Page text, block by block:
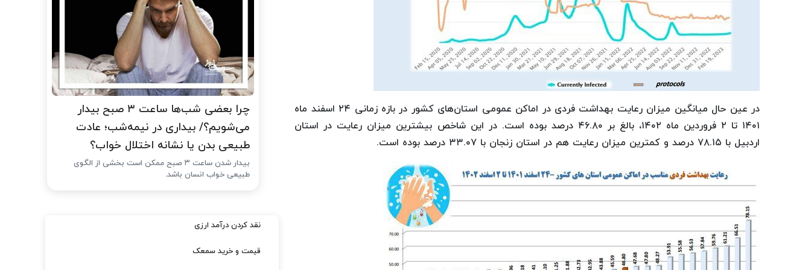
در عین حال میانگین میزان رعایت بهداشت فردی در اماکن عمومی استان‌های کشور در بازه زمانی ۲۴ اسفند ماه
۱۴۰۱ تا ۲ فروردین ماه ۱۴۰۲، بالغ بر ۴۶.۸۰ درصد بوده است. در این شاخص بیشترین میزان رعایت در استان
اردبیل با ۷۸.۱۵ درصد و کمترین میزان رعایت هم در استان زنجان با ۳۳.۰۷ درصد بوده است.
چرا بعضی شب‌ها ساعت ۳ صبح بیدار
می‌شویم؟/ بیداری در نیمه‌شب؛ عادت
طبیعی بدن یا نشانه اختلال خواب؟
بیدار شدن ساعت ۳ صبح ممکن است بخشی از الگوی
طبیعی خواب انسان باشد.
نقد کردن درآمد ارزی
قیمت و خرید سمعک